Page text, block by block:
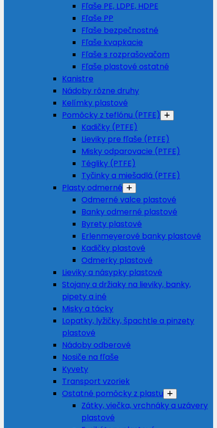
Fľaše PE, LDPE, HDPE
Fľaše PP
Fľaše bezpečnostné
Fľaše kvapkacie
Fľaše s rozprašovačom
Fľaše plastové ostatné
Kanistre
Nádoby rôzne druhy
Kelímky plastové
Pomôcky z teflónu (PTFE)
Kadičky (PTFE)
Lieviky pre fľaše (PTFE)
Misky odparovacie (PTFE)
Tégliky (PTFE)
Tyčinky a miešadlá (PTFE)
Plasty odmerné
Odmerné valce plastové
Banky odmerné plastové
Byrety plastové
Erlenmeyerové banky plastové
Kadičky plastové
Odmerky plastové
Lieviky a násypky plastové
Stojany a držiaky na lieviky, banky,
pipety a iné
Misky a tácky
Lopatky, lyžičky, špachtle a pinzety
plastové
Nádoby odberové
Nosiče na fľaše
Kyvety
Transport vzoriek
Ostatné pomôcky z plastu
Zátky, viečka, vrchnáky a uzávery
plastové